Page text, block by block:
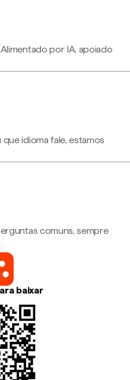
por IA, apoiado
idioma fale, estamos
comuns, sempre
baixar